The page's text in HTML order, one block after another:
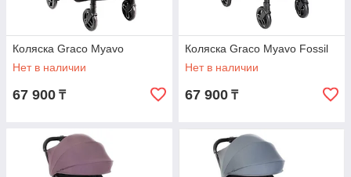
Коляска Graco Myavo
Нет в наличии
67 900 ₸
Коляска Graco Myavo Fossil
Нет в наличии
67 900 ₸